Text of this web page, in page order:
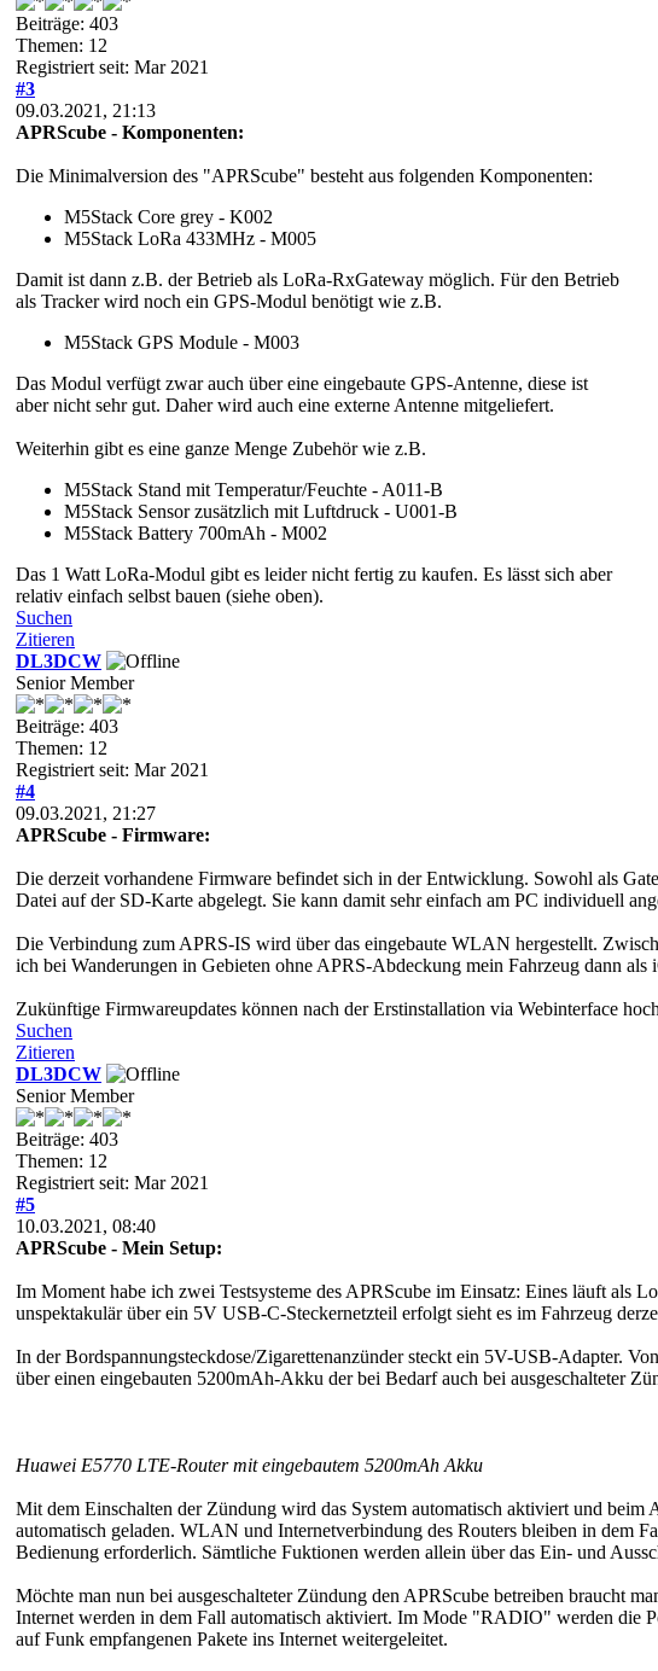
Beiträge: 403
Themen: 12
Registriert seit: Mar 2021
#3
09.03.2021, 21:13
APRScube - Komponenten:
Die Minimalversion des "APRScube" besteht aus folgenden Komponenten:
M5Stack Core grey - K002
M5Stack LoRa 433MHz - M005
Damit ist dann z.B. der Betrieb als LoRa-RxGateway möglich. Für den Betrieb
als Tracker wird noch ein GPS-Modul benötigt wie z.B.
M5Stack GPS Module - M003
Das Modul verfügt zwar auch über eine eingebaute GPS-Antenne, diese ist
aber nicht sehr gut. Daher wird auch eine externe Antenne mitgeliefert.
Weiterhin gibt es eine ganze Menge Zubehör wie z.B.
M5Stack Stand mit Temperatur/Feuchte - A011-B
M5Stack Sensor zusätzlich mit Luftdruck - U001-B
M5Stack Battery 700mAh - M002
Das 1 Watt LoRa-Modul gibt es leider nicht fertig zu kaufen. Es lässt sich aber
relativ einfach selbst bauen (siehe oben).
Suchen
Zitieren
DL3DCW
Senior Member
Beiträge: 403
Themen: 12
Registriert seit: Mar 2021
#4
09.03.2021, 21:27
APRScube - Firmware:
Die derzeit vorhandene Firmware befindet sich in der Entwicklung. Sowohl als
Datei auf der SD-Karte abgelegt. Sie kann damit sehr einfach am PC individuell
Die Verbindung zum APRS-IS wird über das eingebaute WLAN hergestellt.
ich bei Wanderungen in Gebieten ohne APRS-Abdeckung mein Fahrzeug dann
Zukünftige Firmwareupdates können nach der Erstinstallation via Webinterface
Suchen
Zitieren
DL3DCW
Senior Member
Beiträge: 403
Themen: 12
Registriert seit: Mar 2021
#5
10.03.2021, 08:40
APRScube - Mein Setup:
Im Moment habe ich zwei Testsysteme des APRScube im Einsatz: Eines läuft als
unspektakulär über ein 5V USB-C-Steckernetzteil erfolgt sieht es im Fahrzeug
In der Bordspannungsteckdose/Zigarettenanzünder steckt ein 5V-USB-Adapter.
über einen eingebauten 5200mAh-Akku der bei Bedarf auch bei ausgeschalteter
Huawei E5770 LTE-Router mit eingebautem 5200mAh Akku
Mit dem Einschalten der Zündung wird das System automatisch aktiviert und
automatisch geladen. WLAN und Internetverbindung des Routers bleiben in dem
Bedienung erforderlich. Sämtliche Fuktionen werden allein über das Ein- und
Möchte man nun bei ausgeschalteter Zündung den APRScube betreiben braucht
Internet werden in dem Fall automatisch aktiviert. Im Mode "RADIO" werden die
auf Funk empfangenen Pakete ins Internet weitergeleitet.